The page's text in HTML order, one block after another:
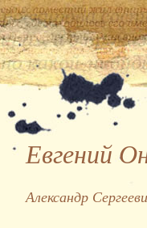
Евгений
Александр